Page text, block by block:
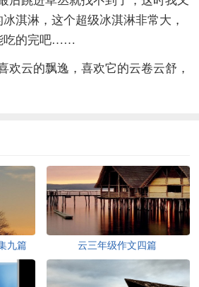
淇淋，这个超级冰淇淋非常大，
吃的完吧……
欢云的飘逸，喜欢它的云卷云舒，
九篇 云三年级作文四篇